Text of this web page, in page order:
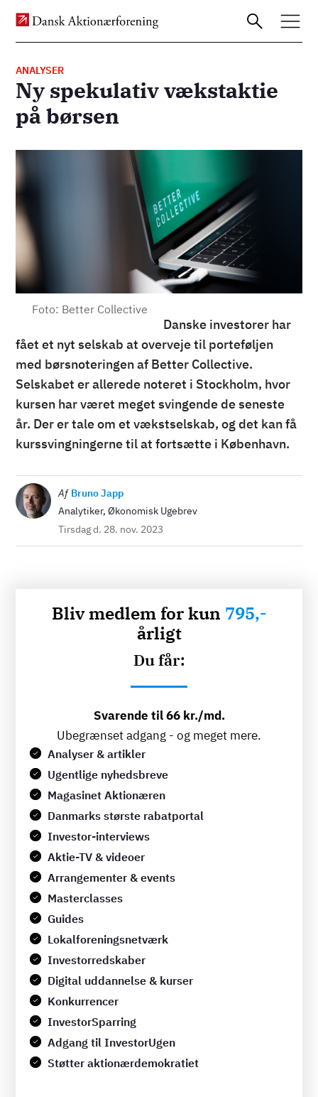
Gå
til
ANALYSER
Ny spekulativ vækstaktie
på børsen
Billede
Foto: Better Collective
Danske investorer har
fået et nyt selskab at overveje til porteføljen
med børsnoteringen af Better Collective.
Selskabet er allerede noteret i Stockholm, hvor
kursen har været meget svingende de seneste
år. Der er tale om et vækstselskab, og det kan få
kurssvingningerne til at fortsætte i København.
Billede Af Bruno Japp
Analytiker, Økonomisk Ugebrev
Tirsdag d. 28. nov. 2023
Bliv medlem for kun 795,-
årligt
Du får:
Svarende til 66 kr./md.
Ubegrænset adgang - og meget mere.
Analyser & artikler
Ugentlige nyhedsbreve
Magasinet Aktionæren
Danmarks største rabatportal
Investor-interviews
Aktie-TV & videoer
Arrangementer & events
Masterclasses
Guides
Lokalforeningsnetværk
Investorredskaber
Digital uddannelse & kurser
Konkurrencer
InvestorSparring
Adgang til InvestorUgen
Støtter aktionærdemokratiet